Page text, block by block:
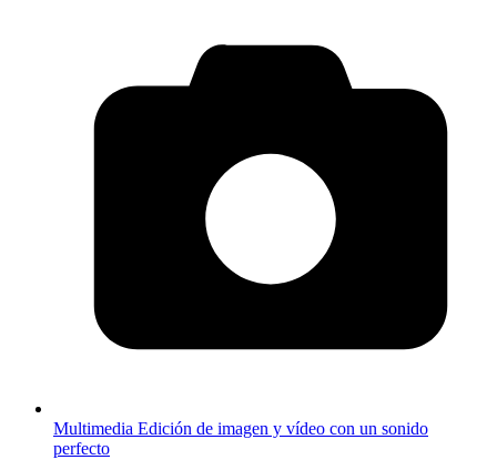
Multimedia Edición de imagen y vídeo con un sonido
perfecto